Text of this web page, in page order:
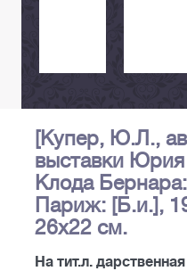
[Купер, Ю.Л.,
выставки Юрия
Клода
Париж: [Б.и.],
26x22 см.
На тит.л.